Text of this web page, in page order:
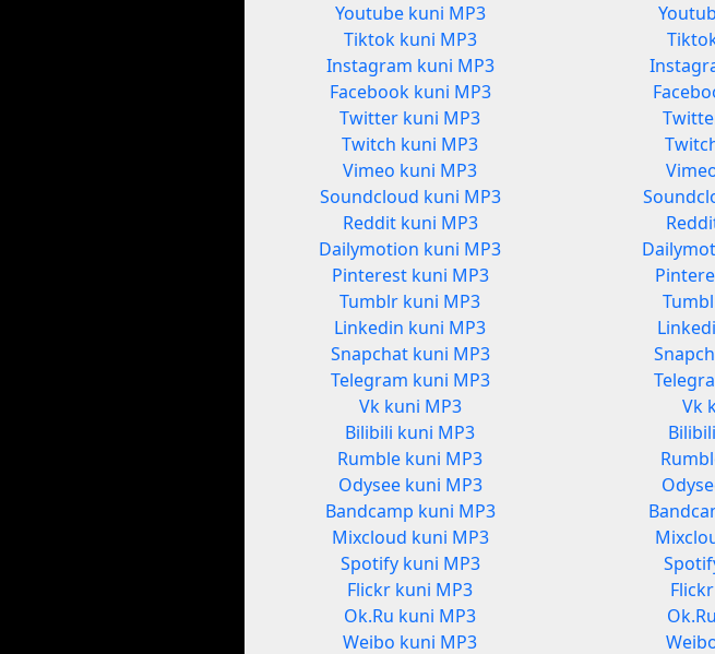
Youtube kuni MP3
Tiktok kuni MP3
Instagram kuni MP3
Facebook kuni MP3
Twitter kuni MP3
Twitch kuni MP3
Vimeo kuni MP3
Soundcloud kuni MP3
Reddit kuni MP3
Dailymotion kuni MP3
Pinterest kuni MP3
Tumblr kuni MP3
Linkedin kuni MP3
Snapchat kuni MP3
Telegram kuni MP3
Vk kuni MP3
Bilibili kuni MP3
Rumble kuni MP3
Odysee kuni MP3
Bandcamp kuni MP3
Mixcloud kuni MP3
Spotify kuni MP3
Flickr kuni MP3
Ok.Ru kuni MP3
Weibo kuni MP3
Vk